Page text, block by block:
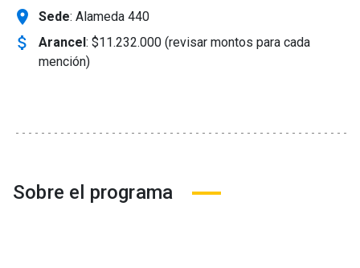
location_on Sede: Alameda 440
attach_money Arancel: $11.232.000 (revisar montos para cada
mención)
Sobre el programa